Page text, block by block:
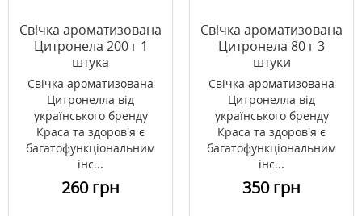
Свічка ароматизована
Цитронела 200 г 1
штука
Свічка ароматизована
Цитронелла від
українського бренду
Краса та здоров'я є
багатофункціональним
інс...
260 грн
Свічка ароматизована
Цитронела 80 г 3
штуки
Свічка ароматизована
Цитронелла від
українського бренду
Краса та здоров'я є
багатофункціональним
інс...
350 грн